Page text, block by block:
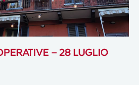
– 28 LUGLIO